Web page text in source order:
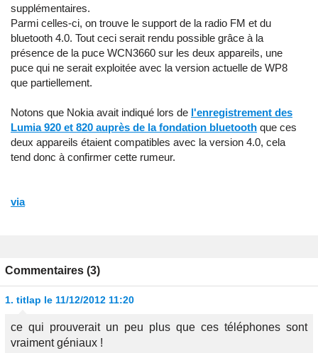
supplémentaires.
Parmi celles-ci, on trouve le support de la radio FM et du
bluetooth 4.0. Tout ceci serait rendu possible grâce à la
présence de la puce WCN3660 sur les deux appareils, une
puce qui ne serait exploitée avec la version actuelle de WP8
que partiellement.
Notons que Nokia avait indiqué lors de l'enregistrement des
Lumia 920 et 820 auprès de la fondation bluetooth que ces
deux appareils étaient compatibles avec la version 4.0, cela
tend donc à confirmer cette rumeur.
via
Commentaires (3)
1. titlap le 11/12/2012 11:20
ce qui prouverait un peu plus que ces téléphones sont
vraiment géniaux !